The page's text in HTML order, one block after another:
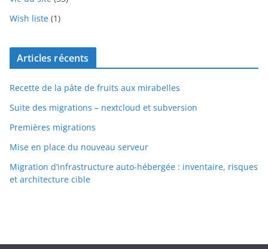
Wish liste (1)
Articles récents
Recette de la pâte de fruits aux mirabelles
Suite des migrations – nextcloud et subversion
Premières migrations
Mise en place du nouveau serveur
Migration d’infrastructure auto-hébergée : inventaire, risques
et architecture cible